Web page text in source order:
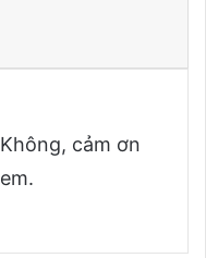
Không, cảm ơn
em.